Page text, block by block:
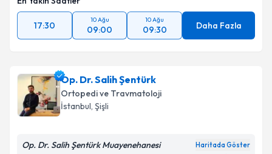
17:30
10 Ağu
09:00
10 Ağu
09:30 Daha Fazla
Op. Dr. Salih Şentürk
Ortopedi ve Travmatoloji
İstanbul, Şişli
Op. Dr. Salih Şentürk Muayenehanesi Haritada Göster